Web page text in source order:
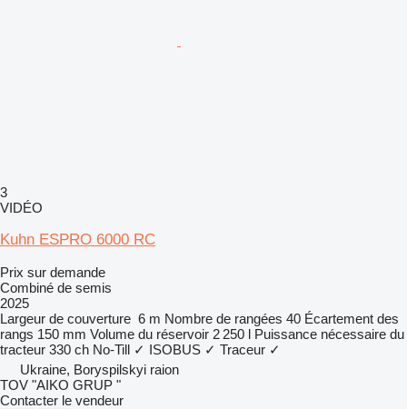
3
VIDÉO
Kuhn ESPRO 6000 RC
Prix sur demande
Combiné de semis
2025
Largeur de couverture 6 m Nombre de rangées 40 Écartement des
rangs 150 mm Volume du réservoir 2 250 l Puissance nécessaire du
tracteur 330 ch No-Till ✓ ISOBUS ✓ Traceur ✓
Ukraine, Boryspilskyi raion
TOV "AIKO GRUP "
Contacter le vendeur